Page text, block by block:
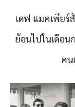
เดฟ แมคเพียร์
ย้อนไปในเดือน
คน